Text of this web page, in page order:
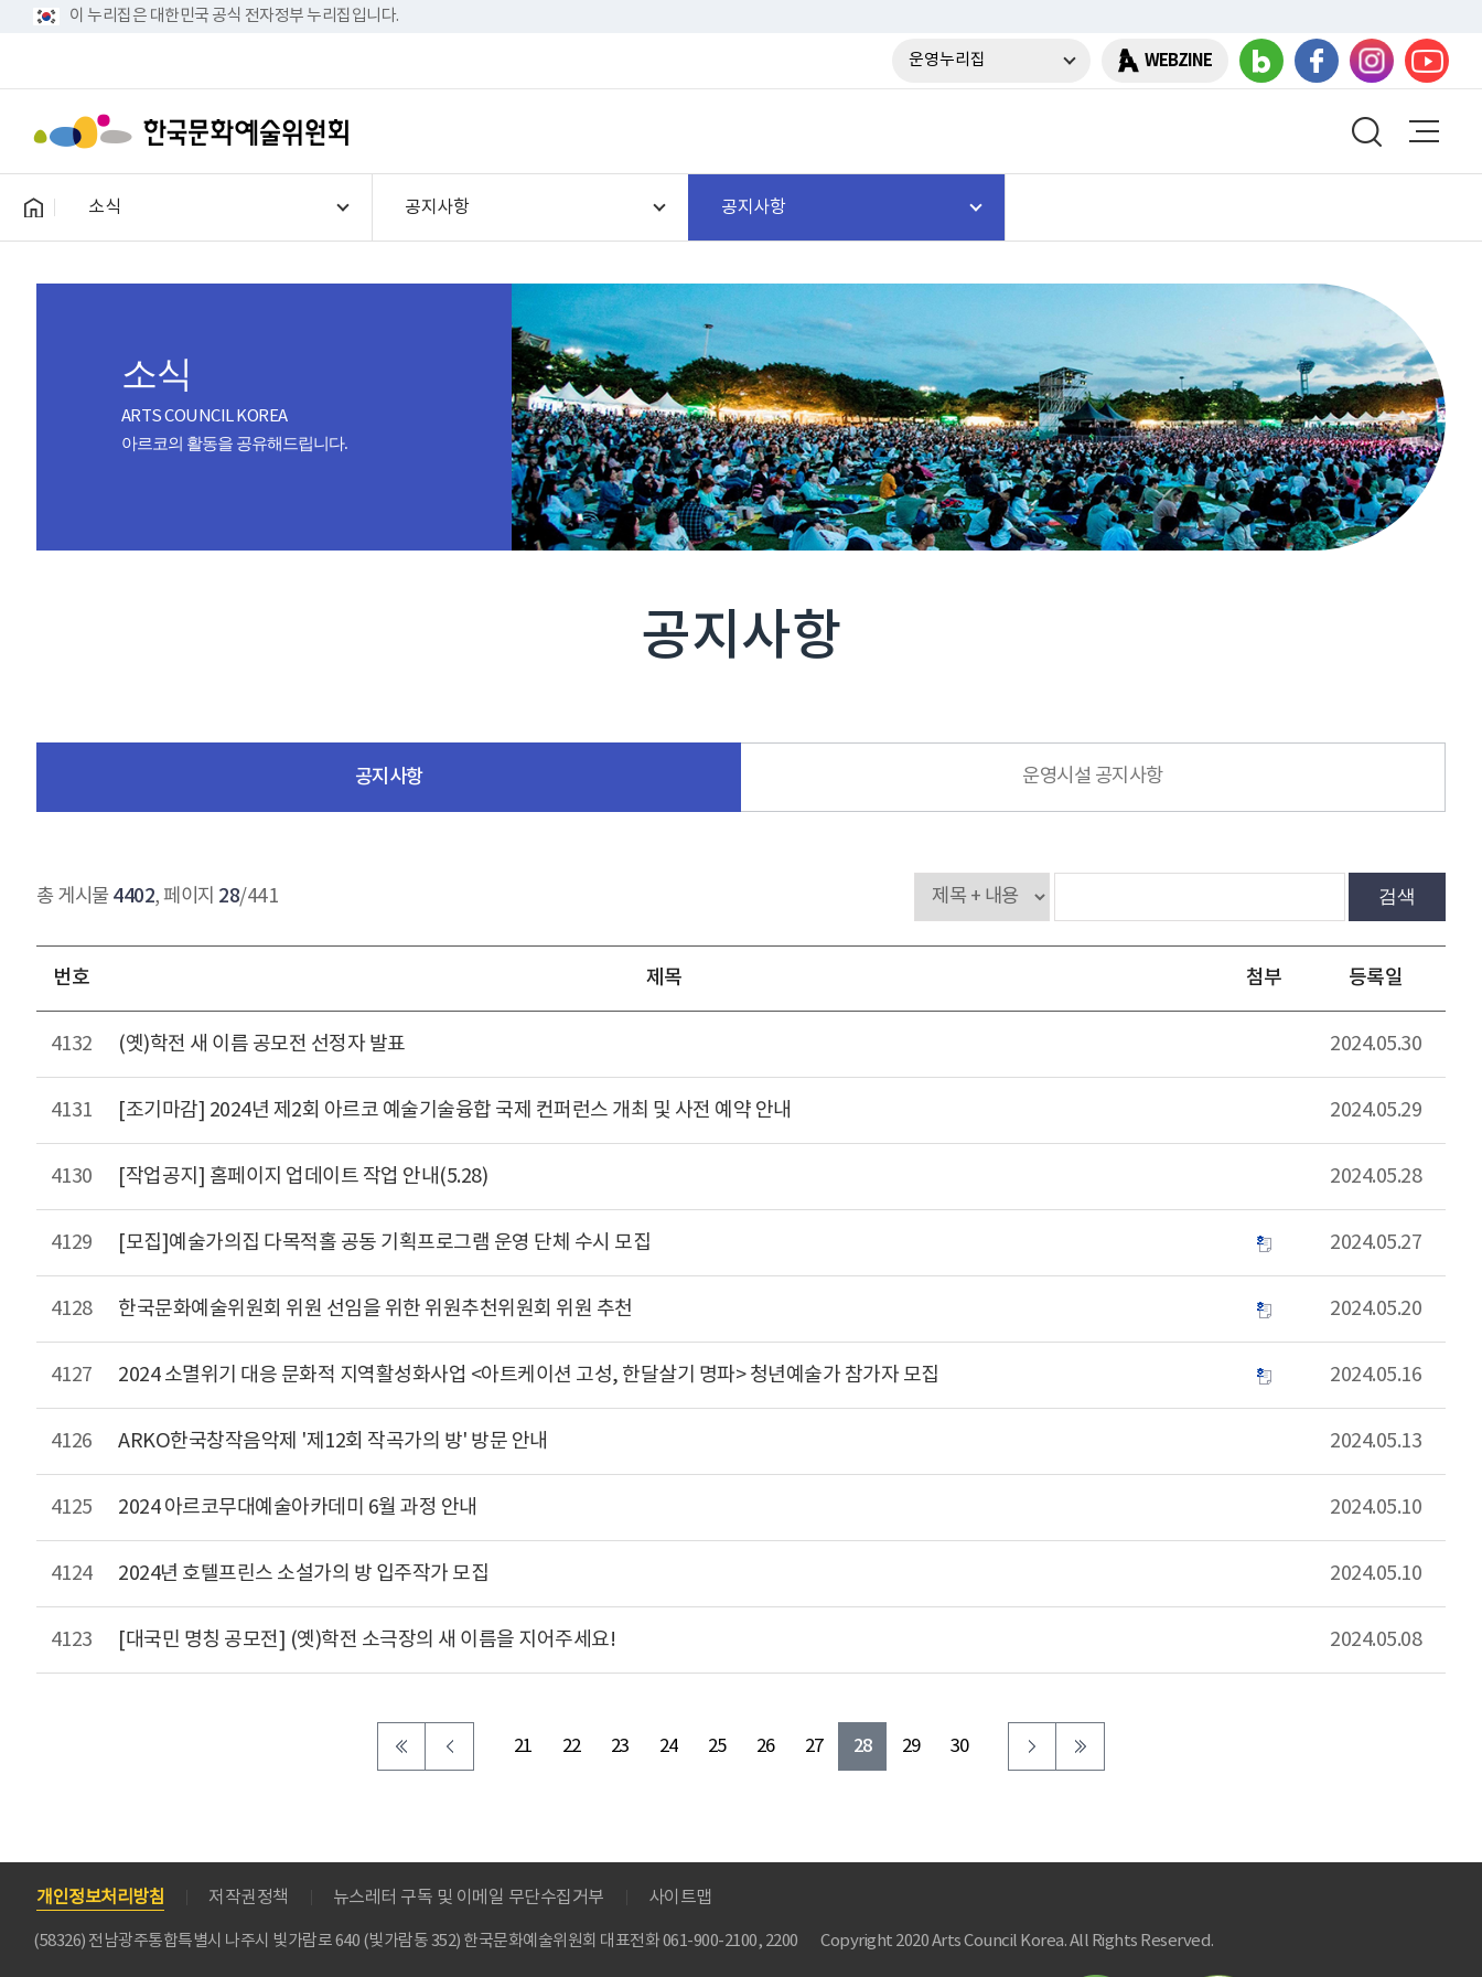
이 누리집은 대한민국 공식 전자정부 누리집입니다.
운영누리집 WEBZINE
소식 공지사항 공지사항
소식
ARTS COUNCIL KOREA
아르코의 활동을 공유해드립니다.
공지사항
공지사항 운영시설 공지사항
총 게시물 4402, 페이지 28/441 검색
번호 제목 첨부 등록일
4132 (옛)학전 새 이름 공모전 선정자 발표 2024.05.30
4131 [조기마감] 2024년 제2회 아르코 예술기술융합 국제 컨퍼런스 개최 및 사전 예약 안내 2024.05.29
4130 [작업공지] 홈페이지 업데이트 작업 안내(5.28) 2024.05.28
4129 [모집]예술가의집 다목적홀 공동 기획프로그램 운영 단체 수시 모집 2024.05.27
4128 한국문화예술위원회 위원 선임을 위한 위원추천위원회 위원 추천 2024.05.20
4127 2024 소멸위기 대응 문화적 지역활성화사업 <아트케이션 고성, 한달살기 명파> 청년예술가 참가자 모집 2024.05.16
4126 ARKO한국창작음악제 '제12회 작곡가의 방' 방문 안내 2024.05.13
4125 2024 아르코무대예술아카데미 6월 과정 안내 2024.05.10
4124 2024년 호텔프린스 소설가의 방 입주작가 모집 2024.05.10
4123 [대국민 명칭 공모전] (옛)학전 소극장의 새 이름을 지어주세요! 2024.05.08
21 22 23 24 25 26 27 28 29 30
개인정보처리방침 저작권정책 뉴스레터 구독 및 이메일 무단수집거부 사이트맵
(58326) 전남광주통합특별시 나주시 빛가람로 640 (빛가람동 352) 한국문화예술위원회 대표전화 061-900-2100, 2200 Copyright 2020 Arts Council Korea. All Rights Reserved.